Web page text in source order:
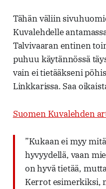
Tähän väliin
Kuvalehdelle
Talvivaaran entinen
puhuu käytännössä
vain ei tietääkseni
Linkkarissa. Saa
Suomen Kuvalehden
”Kukaan ei myy
hyvyydellä, vaan
on hyvä tietää,
Kerrot esimerkiksi,